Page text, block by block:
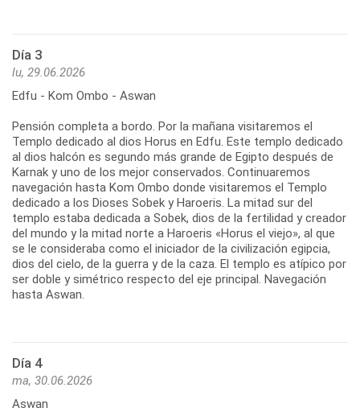
Día 3
lu, 29.06.2026
Edfu - Kom Ombo - Aswan
Pensión completa a bordo. Por la mañana visitaremos el
Templo dedicado al dios Horus en Edfu. Este templo dedicado
al dios halcón es segundo más grande de Egipto después de
Karnak y uno de los mejor conservados. Continuaremos
navegación hasta Kom Ombo donde visitaremos el Templo
dedicado a los Dioses Sobek y Haroeris. La mitad sur del
templo estaba dedicada a Sobek, dios de la fertilidad y creador
del mundo y la mitad norte a Haroeris «Horus el viejo», al que
se le consideraba como el iniciador de la civilización egipcia,
dios del cielo, de la guerra y de la caza. El templo es atípico por
ser doble y simétrico respecto del eje principal. Navegación
hasta Aswan.
Día 4
ma, 30.06.2026
Aswan